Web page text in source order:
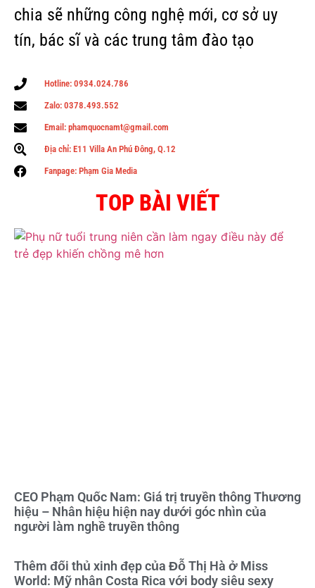
chia sẽ những công nghệ mới, cơ sở uy
tín, bác sĩ và các trung tâm đào tạo
Hotline: 0934.024.786
Zalo: 0378.493.552
Email: phamquocnamt@gmail.com
Địa chỉ: E11 Villa An Phú Đông, Q.12
Fanpage: Phạm Gia Media
TOP BÀI VIẾT
CEO Phạm Quốc Nam: Giá trị truyền thông Thương
hiệu – Nhân hiệu hiện nay dưới góc nhìn của
người làm nghề truyền thông
Thêm đối thủ xinh đẹp của Đỗ Thị Hà ở Miss
World: Mỹ nhân Costa Rica với body siêu sexy